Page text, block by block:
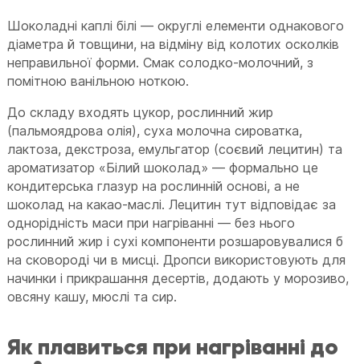
Шоколадні каплі білі — округлі елементи однакового
діаметра й товщини, на відміну від колотих осколків
неправильної форми. Смак солодко-молочний, з
помітною ванільною ноткою.
До складу входять цукор, рослинний жир
(пальмоядрова олія), суха молочна сироватка,
лактоза, декстроза, емульгатор (соєвий лецитин) та
ароматизатор «Білий шоколад» — формально це
кондитерська глазур на рослинній основі, а не
шоколад на какао-маслі. Лецитин тут відповідає за
однорідність маси при нагріванні — без нього
рослинний жир і сухі компоненти розшаровувалися б
на сковороді чи в мисці. Дропси використовують для
начинки і прикрашання десертів, додають у морозиво,
овсяну кашу, мюслі та сир.
Як плавиться при нагріванні до